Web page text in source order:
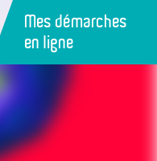
Mes démarches
en ligne